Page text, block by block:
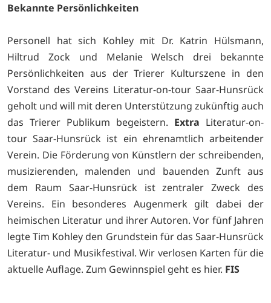
Bekannte Persönlichkeiten
Personell hat sich Kohley mit Dr. Katrin Hülsmann,
Hiltrud Zock und Melanie Welsch drei bekannte
Persönlichkeiten aus der Trierer Kulturszene in den
Vorstand des Vereins Literatur-on-tour Saar-Hunsrück
geholt und will mit deren Unterstützung zukünftig auch
das Trierer Publikum begeistern. Extra Literatur-on-
tour Saar-Hunsrück ist ein ehrenamtlich arbeitender
Verein. Die Förderung von Künstlern der schreibenden,
musizierenden, malenden und bauenden Zunft aus
dem Raum Saar-Hunsrück ist zentraler Zweck des
Vereins. Ein besonderes Augenmerk gilt dabei der
heimischen Literatur und ihrer Autoren. Vor fünf Jahren
legte Tim Kohley den Grundstein für das Saar-Hunsrück
Literatur- und Musikfestival. Wir verlosen Karten für die
aktuelle Auflage. Zum Gewinnspiel geht es hier. FIS